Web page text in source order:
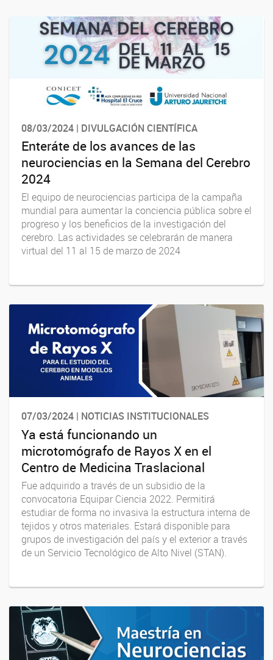
08/03/2024 | DIVULGACIÓN CIENTÍFICA
Enteráte de los avances de las
neurociencias en la Semana del Cerebro
2024
El equipo de neurociencias participa de la campaña
mundial para aumentar la conciencia pública sobre el
progreso y los beneficios de la investigación del
cerebro. Las actividades se celebrarán de manera
virtual del 11 al 15 de marzo de 2024
07/03/2024 | NOTICIAS INSTITUCIONALES
Ya está funcionando un
microtomógrafo de Rayos X en el
Centro de Medicina Traslacional
Fue adquirido a través de un subsidio de la
convocatoria Equipar Ciencia 2022. Permitirá
estudiar de forma no invasiva la estructura interna de
tejidos y otros materiales. Estará disponible para
grupos de investigación del país y el exterior a través
de un Servicio Tecnológico de Alto Nivel (STAN).